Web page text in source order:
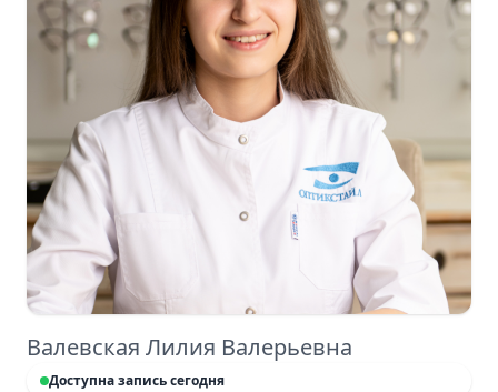
Валевская Лилия Валерьевна
Доступна запись сегодня